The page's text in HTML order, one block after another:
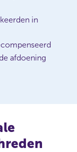
in
afdoening